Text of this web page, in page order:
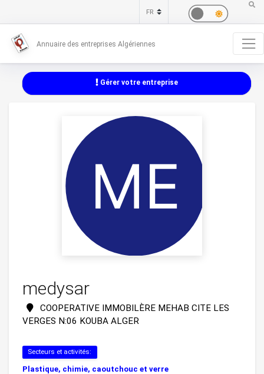
Annuaire des entreprises Algériennes
Gérer votre entreprise
medysar
COOPERATIVE IMMOBILÈRE MEHAB CITE LES
VERGES N:06 KOUBA ALGER
Secteurs et activités:
Plastique, chimie, caoutchouc et verre